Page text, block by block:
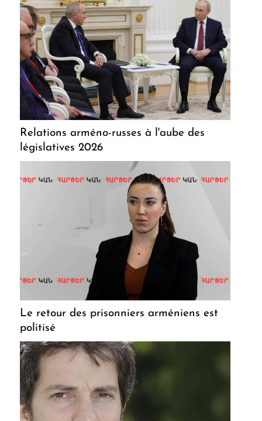
Relations arméno-russes à l'aube des
législatives 2026
Le retour des prisonniers arméniens est
politisé